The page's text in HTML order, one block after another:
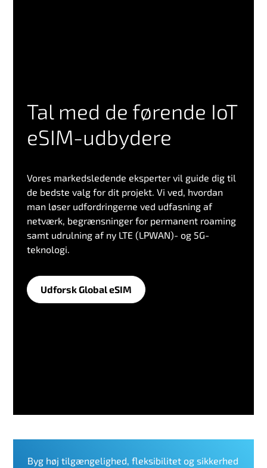
Tal med de førende IoT
eSIM-udbydere
Vores markedsledende eksperter vil guide dig til
de bedste valg for dit projekt. Vi ved, hvordan
man løser udfordringerne ved udfasning af
netværk, begrænsninger for permanent roaming
samt udrulning af ny LTE (LPWAN)- og 5G-
teknologi.
Udforsk Global eSIM
Byg høj tilgængelighed, fleksibilitet og sikkerhed